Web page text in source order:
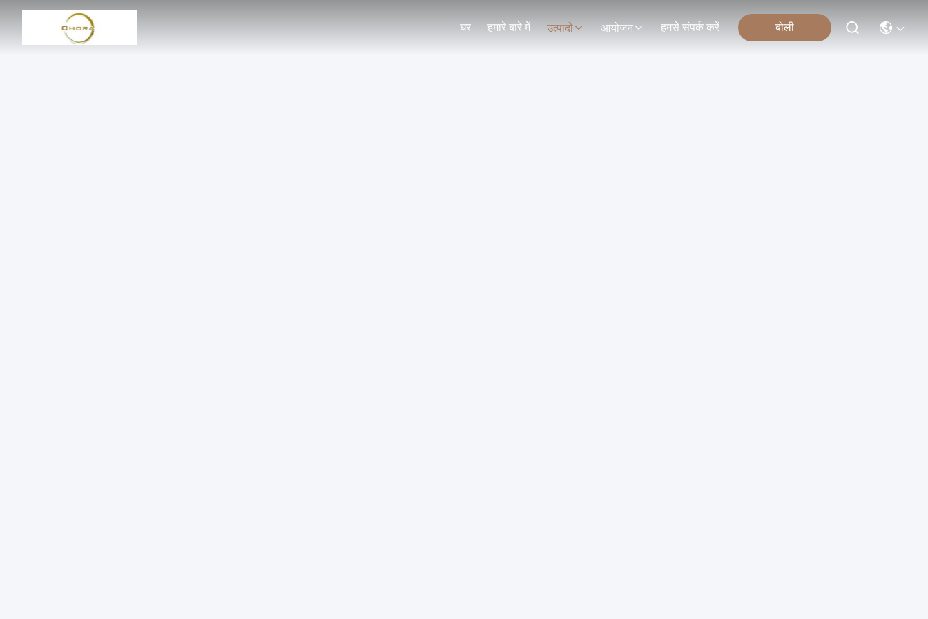
घर हमारे बारे में उत्पादों आयोजन हमसे संपर्क करें बोली